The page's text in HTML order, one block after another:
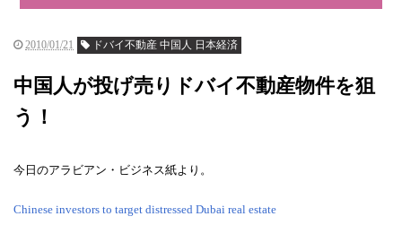
2010/01/21 ドバイ不動産 中国人 日本経済
中国人が投げ売りドバイ不動産物件を狙
う！
今日のアラビアン・ビジネス紙より。
Chinese investors to target distressed Dubai real estate